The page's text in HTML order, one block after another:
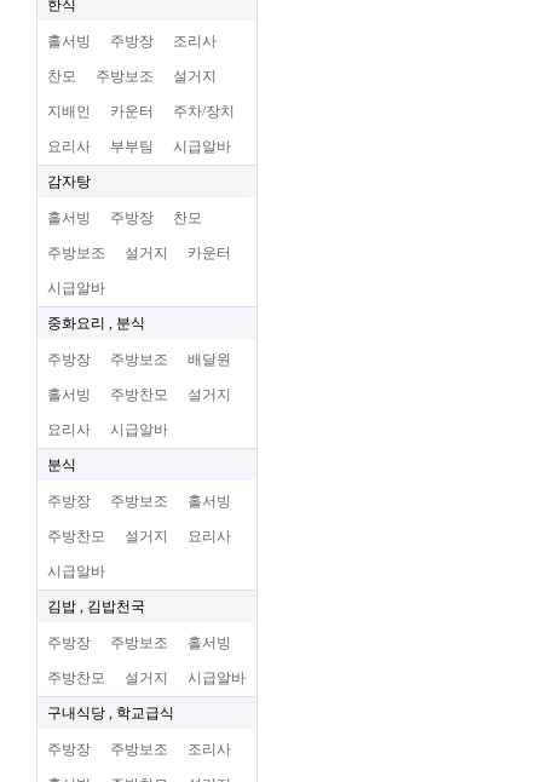
한식
홀서빙 주방장 조리사
찬모 주방보조 설거지
지배인 카운터 주차/장치
요리사 부부팀 시급알바
감자탕
홀서빙 주방장 찬모
주방보조 설거지 카운터
시급알바
중화요리 , 분식
주방장 주방보조 배달원
홀서빙 주방찬모 설거지
요리사 시급알바
분식
주방장 주방보조 홀서빙
주방찬모 설거지 요리사
시급알바
김밥 , 김밥천국
주방장 주방보조 홀서빙
주방찬모 설거지 시급알바
구내식당 , 학교급식
주방장 주방보조 조리사